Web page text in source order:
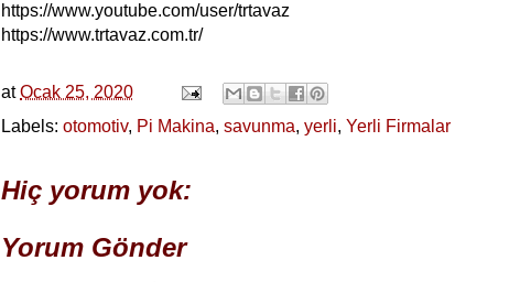
https://www.youtube.com/user/trtavaz
https://www.trtavaz.com.tr/
atOcak 25, 2020
Labels: otomotiv, Pi Makina, savunma, yerli, Yerli Firmalar
Hiç yorum yok:
Yorum Gönder